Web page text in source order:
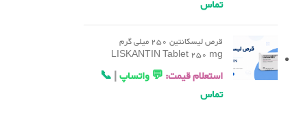
تماس
قرص لیسکانتین 250 میلی گرم
LISKANTIN Tablet 250 mg
استعلام قیمت:💬 واتساپ|
📞
تماس